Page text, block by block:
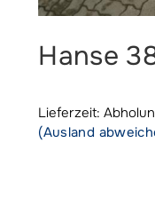
Hanse
Lieferzeit:
(Ausland